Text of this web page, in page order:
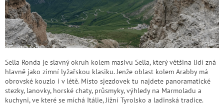
Sella Ronda je slavný okruh kolem masivu Sella, který většina lidí zná
hlavně jako zimní lyžařskou klasiku. Jenže oblast kolem Arabby má
obrovské kouzlo i v létě. Místo sjezdovek tu najdete panoramatické
stezky, lanovky, horské chaty, průsmyky, výhledy na Marmoladu a
kuchyni, ve které se míchá Itálie, Jižní Tyrolsko a ladinská tradice.